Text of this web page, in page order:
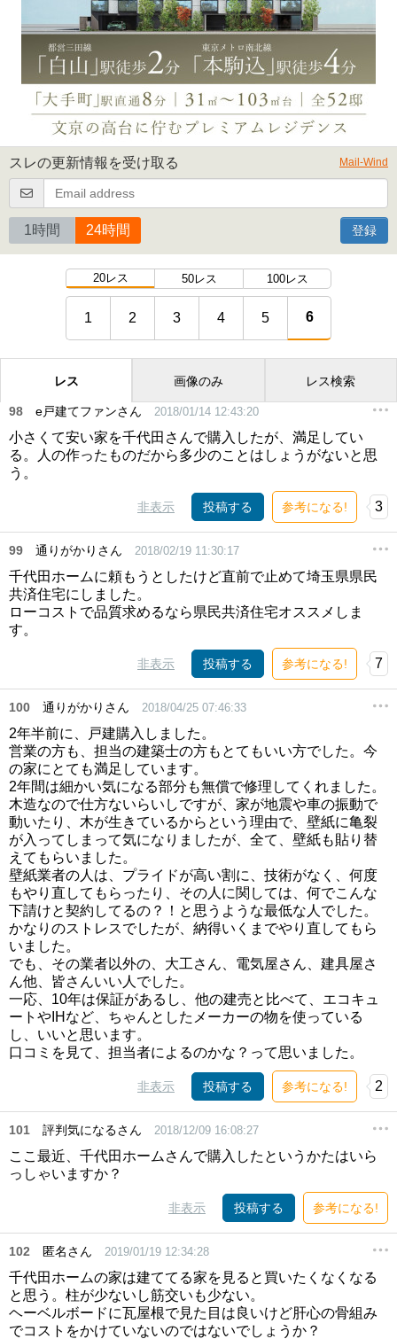
スレの更新情報を受け取る Mail-Wind
1時間 24時間 登録
20レス 50レス 100レス
1 2 3 4 5 6
レス 画像のみ レス検索
98 e戸建てファンさん 2018/01/14 12:43:20
小さくて安い家を千代田さんで購入したが、満足してい
る。人の作ったものだから多少のことはしょうがないと思
う。
非表示 投稿する 参考になる! 3
99 通りがかりさん 2018/02/19 11:30:17
千代田ホームに頼もうとしたけど直前で止めて埼玉県県民
共済住宅にしました。
ローコストで品質求めるなら県民共済住宅オススメしま
す。
非表示 投稿する 参考になる! 7
100 通りがかりさん 2018/04/25 07:46:33
2年半前に、戸建購入しました。
営業の方も、担当の建築士の方もとてもいい方でした。今
の家にとても満足しています。
2年間は細かい気になる部分も無償で修理してくれました。
木造なので仕方ないらいしですが、家が地震や車の振動で
動いたり、木が生きているからという理由で、壁紙に亀裂
が入ってしまって気になりましたが、全て、壁紙も貼り替
えてもらいました。
壁紙業者の人は、プライドが高い割に、技術がなく、何度
もやり直してもらったり、その人に関しては、何でこんな
下請けと契約してるの？！と思うような最低な人でした。
かなりのストレスでしたが、納得いくまでやり直してもら
いました。
でも、その業者以外の、大工さん、電気屋さん、建具屋さ
ん他、皆さんいい人でした。
一応、10年は保証があるし、他の建売と比べて、エコキュ
ートやIHなど、ちゃんとしたメーカーの物を使っている
し、いいと思います。
口コミを見て、担当者によるのかな？って思いました。
非表示 投稿する 参考になる! 2
101 評判気になるさん 2018/12/09 16:08:27
ここ最近、千代田ホームさんで購入したというかたはいら
っしゃいますか？
非表示 投稿する 参考になる!
102 匿名さん 2019/01/19 12:34:28
千代田ホームの家は建ててる家を見ると買いたくなくなる
と思う。柱が少ないし筋交いも少ない。
ヘーベルボードに瓦屋根で見た目は良いけど肝心の骨組み
でコストをかけていないのではないでしょうか？